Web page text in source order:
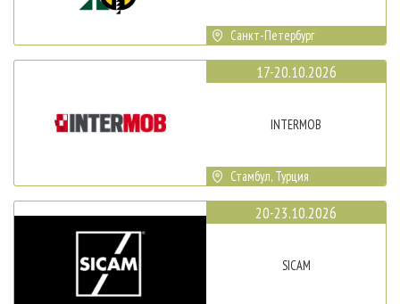
Санкт-Петербург
17-20.10.2026
INTERMOB
Стамбул, Турция
20-23.10.2026
SICAM